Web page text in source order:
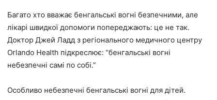
Багато хто вважає бенгальські вогні безпечними, але
лікарі швидкої допомоги попереджають: це не так.
Доктор Джей Ладд з регіонального медичного центру
Orlando Health підкреслює: “бенгальські вогні
небезпечні самі по собі.”
Особливо небезпечні бенгальські вогні для дітей.